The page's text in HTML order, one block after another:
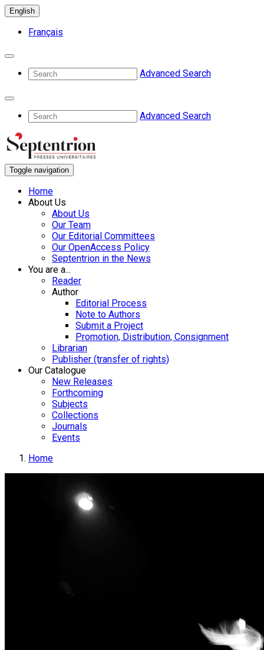
English
Français
Advanced Search
Advanced Search
Toggle navigation
Home
About Us
About Us
Our Team
Our Editorial Committees
Our OpenAccess Policy
Septentrion in the News
You are a...
Reader
Author
Editorial Process
Note to Authors
Submit a Project
Promotion, Distribution, Consignment
Librarian
Publisher (transfer of rights)
Our Catalogue
New Releases
Forthcoming
Subjects
Collections
Journals
Events
Home